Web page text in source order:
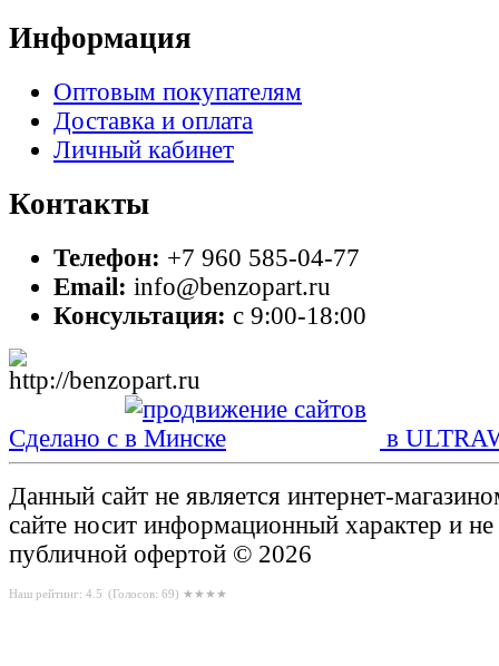
Информация
Оптовым покупателям
Доставка и оплата
Личный кабинет
Контакты
Телефон: +7 960 585-04-77
Email: info@benzopart.ru
Консультация: с 9:00-18:00
Сделано с в
Данный сайт не является интернет-
сайте носит информационный характер и не
публичной офертой © 2026
Наш рейтинг: 4.5 (Голосов: 69) ★★★★